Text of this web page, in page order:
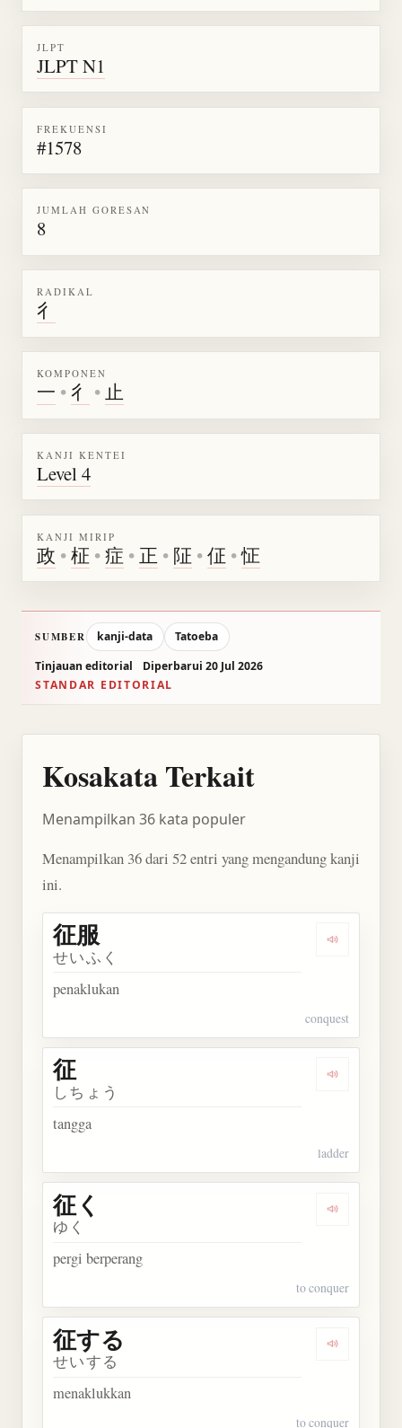
JLPT
JLPT N1
FREKUENSI
#1578
JUMLAH GORESAN
8
RADIKAL
彳
KOMPONEN
一 •彳 •止
KANJI KENTEI
Level 4
KANJI MIRIP
政 •柾 •症 • 正 • 阷 •佂 •怔
SUMBER kanji-data
Tatoeba
Tinjauan editorial
Diperbarui 20 Jul 2026
STANDAR EDITORIAL
Kosakata Terkait
Menampilkan 36 kata populer
Menampilkan 36 dari 52 entri yang mengandung kanji
ini.
Dengarkan
征服
せいふく
penaklukan
conquest
Dengarkan
征
しちょう
tangga
ladder
Dengarkan
征く
ゆく
pergi berperang
to conquer
Dengarkan
征する
せいする
menaklukkan
to conquer